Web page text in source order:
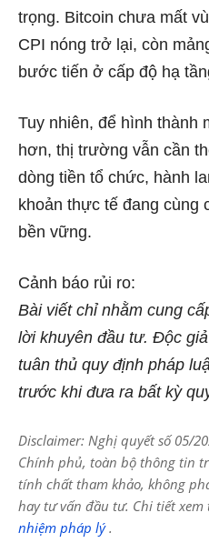
trọng. Bitcoin chưa mất
CPI nóng trở lại, còn
bước tiến ở cấp độ hạ
Tuy nhiên, để hình thành
hơn, thị trường vẫn cần
dòng tiền tổ chức, hành
khoản thực tế đang cùng
bền vững.
Cảnh báo rủi ro:
Bài viết chỉ nhằm cung
lời khuyên đầu tư. Độc
tuân thủ quy định pháp
trước khi đưa ra bất kỳ
Disclaimer: Nghị quyết số 05/
Chính phủ, toàn bộ thông tin
tính chất tham khảo, không
hay tư vấn đầu tư. Chi tiết xem
nhiệm pháp lý.